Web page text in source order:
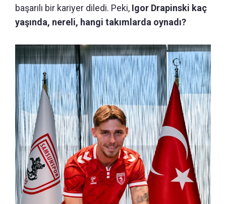
başarılı bir kariyer diledi. Peki, Igor Drapinski kaç
yaşında, nereli, hangi takımlarda oynadı?